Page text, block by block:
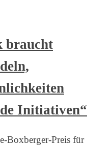
braucht
Initiativen“
Boxberger-Preis für